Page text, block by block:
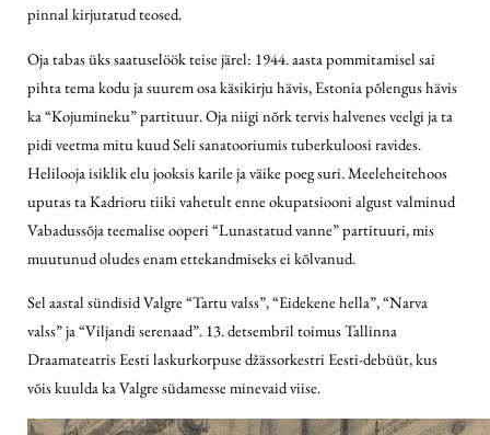
pinnal kirjutatud teosed.
Oja tabas üks saatuselöök teise järel: 1944. aasta pommitamisel sai
pihta tema kodu ja suurem osa käsikirju hävis, Estonia põlengus hävis
ka “Kojumineku” partituur. Oja niigi nõrk tervis halvenes veelgi ja ta
pidi veetma mitu kuud Seli sanatooriumis tuberkuloosi ravides.
Helilooja isiklik elu jooksis karile ja väike poeg suri. Meeleheitehoos
uputas ta Kadrioru tiiki vahetult enne okupatsiooni algust valminud
Vabadussõja teemalise ooperi “Lunastatud vanne” partituuri, mis
muutunud oludes enam ettekandmiseks ei kõlvanud.
Sel aastal sündisid Valgre “Tartu valss”, “Eidekene hella”, “Narva
valss” ja “Viljandi serenaad”. 13. detsembril toimus Tallinna
Draamateatris Eesti laskurkorpuse džässorkestri Eesti-debüüt, kus
võis kuulda ka Valgre südamesse minevaid viise.